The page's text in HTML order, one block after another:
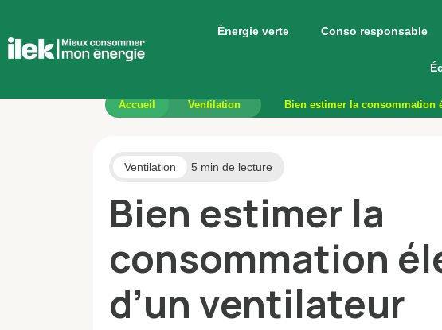
Énergie verte Conso responsable
Accueil Ventilation Bien estimer la consommation
Ventilation 5 min de lecture
Bien estimer la
consommation
d’un ventilateur